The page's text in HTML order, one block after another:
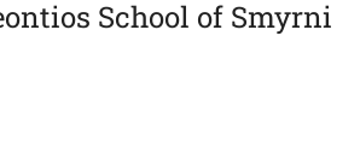
School of Smyrni